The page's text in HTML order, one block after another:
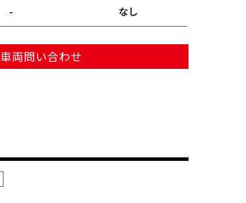
-
なし
車両問い合わせ